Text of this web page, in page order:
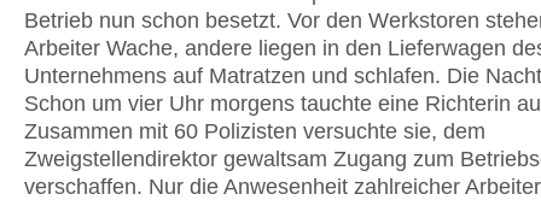
Betrieb nun schon besetzt. Vor den Werkstoren
Arbeiter Wache, andere liegen in den Lieferwagen
Unternehmens auf Matratzen und schlafen. Die
Schon um vier Uhr morgens tauchte eine Richterin
Zusammen mit 60 Polizisten versuchte sie, dem
Zweigstellendirektor gewaltsam Zugang zum
verschaffen. Nur die Anwesenheit zahlreicher